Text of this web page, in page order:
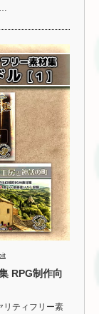
…
RPG制作向
リティフリー素